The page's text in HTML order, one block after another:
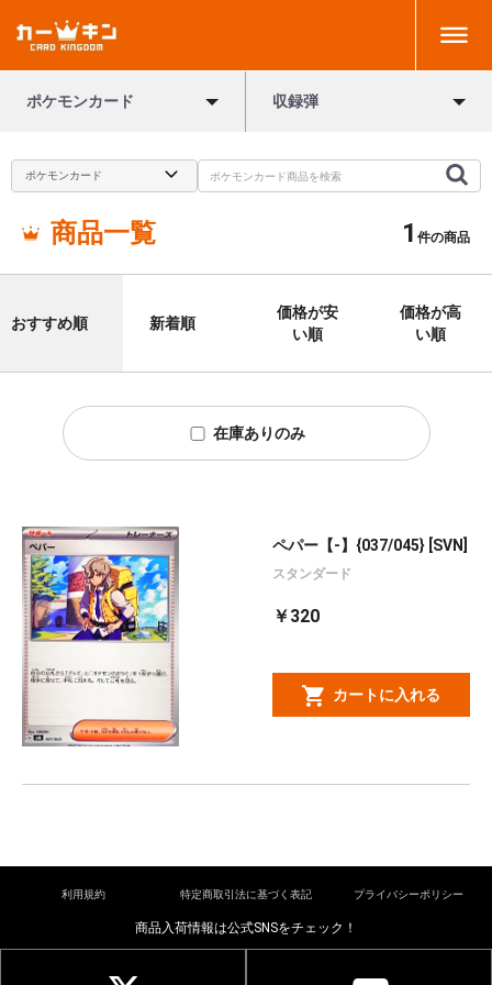
ポケモンカード 収録弾
商品一覧 1 件の商品
おすすめ順 新着順
価格が安
い順
価格が高
い順
在庫ありのみ
ペパー【-】{037/045} [SVN]
スタンダード
￥320
カートに入れる
利用規約 特定商取引法に基づく表記 プライバシーポリシー
商品入荷情報は公式SNSをチェック！